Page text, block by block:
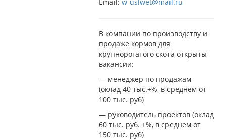
В компании по производству и
продаже кормов для
крупнорогатого скота открыты
вакансии:
— менеджер по продажам
(оклад 40 тыс.+%, в среднем от
100 тыс. руб)
— руководитель проектов (оклад
60 тыс. руб. +%, в среднем от
150 тыс. руб)